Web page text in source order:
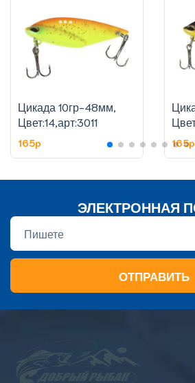
Цикада 10гр-48мм,
Цвет:14,арт:3011
165p 165p
ЭЛЕКТРОННАЯ
ОТПРАВИТЬ